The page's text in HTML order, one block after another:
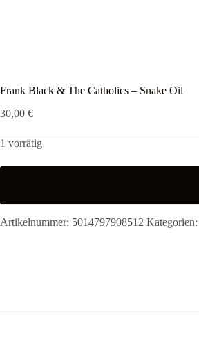
Frank Black & The Catholics – Snake Oil
30,00 €
1 vorrätig
Artikelnummer: 5014797908512 Kategorien: